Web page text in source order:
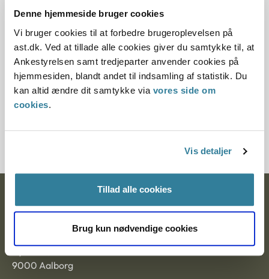
Denne hjemmeside bruger cookies
Vi bruger cookies til at forbedre brugeroplevelsen på
ast.dk. Ved at tillade alle cookies giver du samtykke til, at
Ankestyrelsen samt tredjeparter anvender cookies på
hjemmesiden, blandt andet til indsamling af statistik. Du
kan altid ændre dit samtykke via vores side om
cookies.
Vis detaljer
Tillad alle cookies
Brug kun nødvendige cookies
Paragraf
§ 45 § 41 § 11 § 43 § 44 § 42 § 42i
Journalnummer
20399-94
9000 Aalborg